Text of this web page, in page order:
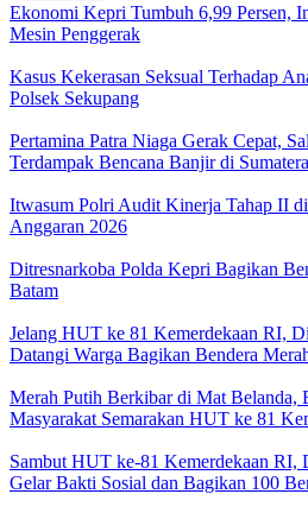
Ekonomi Kepri Tumbuh 6,99 Persen,
Mesin Penggerak
Kasus Kekerasan Seksual Terhadap
Polsek Sekupang
Pertamina Patra Niaga Gerak Cepat,
Terdampak Bencana Banjir di
Itwasum Polri Audit Kinerja Tahap II
Anggaran 2026
Ditresnarkoba Polda Kepri Bagikan
Batam
Jelang HUT ke 81 Kemerdekaan RI,
Datangi Warga Bagikan Bendera
Merah Putih Berkibar di Mat Belanda,
Masyarakat Semarakan HUT ke 81
Sambut HUT ke-81 Kemerdekaan RI,
Gelar Bakti Sosial dan Bagikan 100